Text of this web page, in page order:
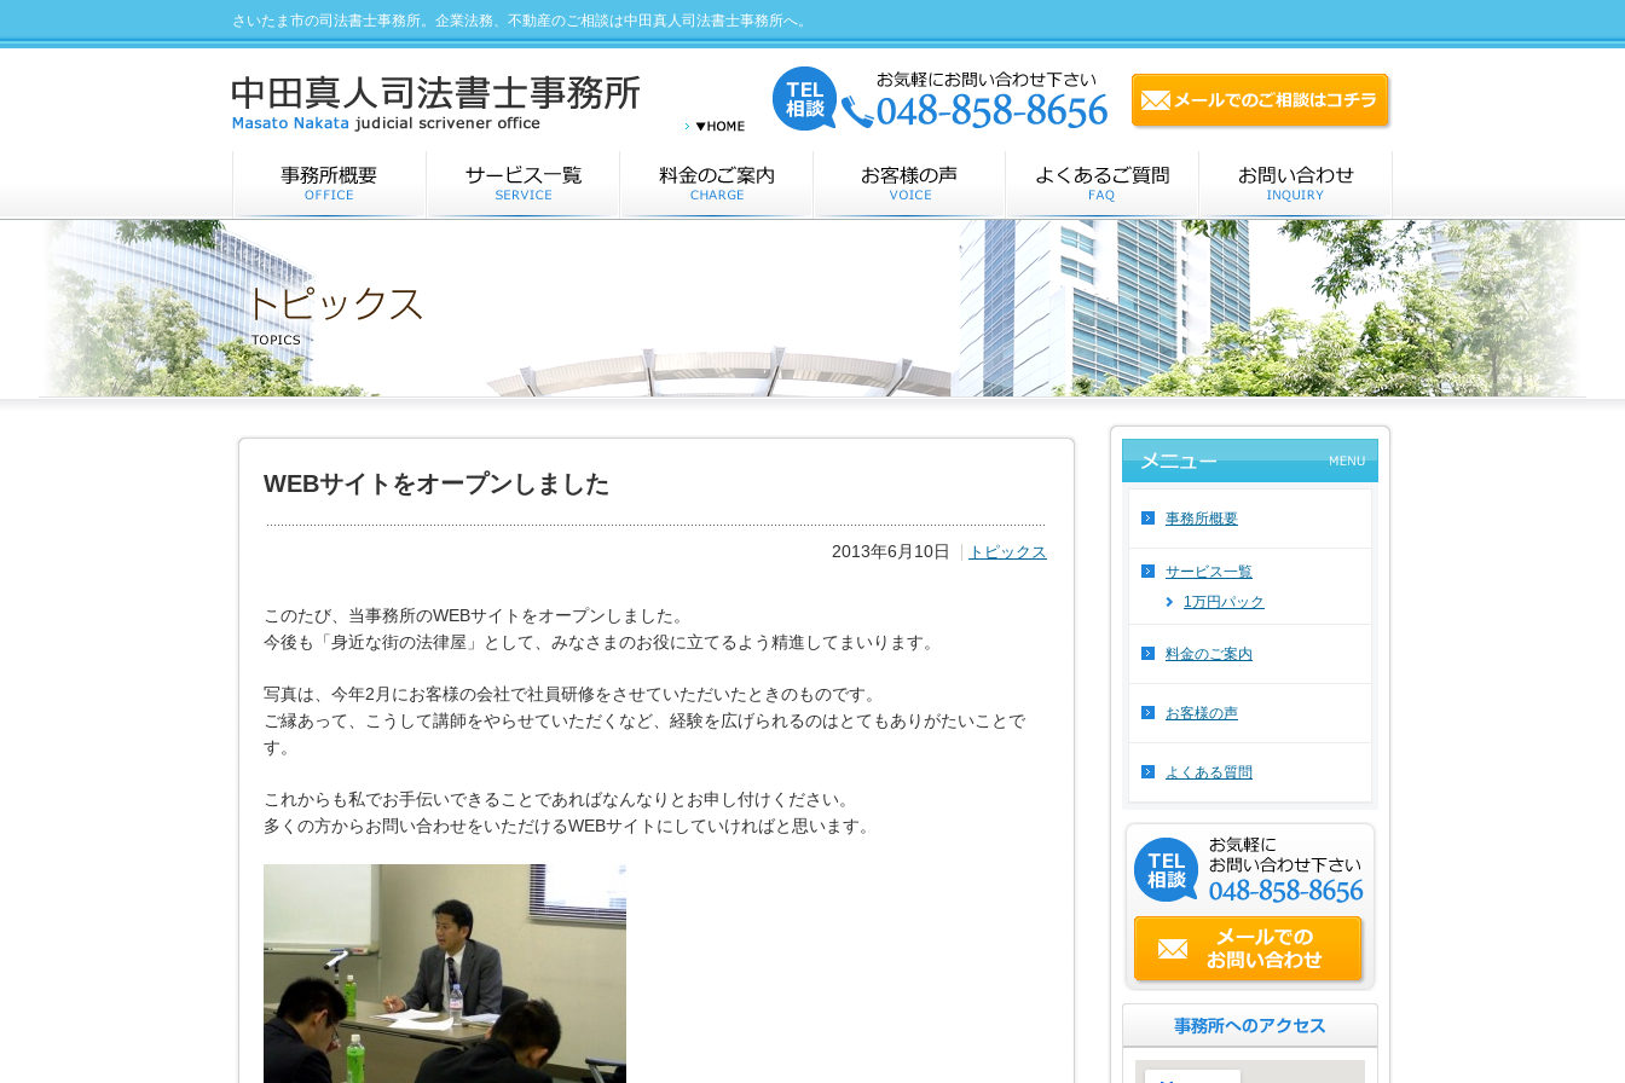
さいたま市の司法書士事務所。企業法務、不動産のご相談は中田真人司法書士事務所へ。
事務所概要
サービス一覧
1万円パック
料金のご案内
お客様の声
よくある質問
WEBサイトをオープンしました
2013年6月10日 トピックス
このたび、当事務所のWEBサイトをオープンしました。
今後も「身近な街の法律屋」として、みなさまのお役に立てるよう精進してまいります。
写真は、今年2月にお客様の会社で社員研修をさせていただいたときのものです。
ご縁あって、こうして講師をやらせていただくなど、経験を広げられるのはとてもありがたいことで
す。
これからも私でお手伝いできることであればなんなりとお申し付けください。
多くの方からお問い合わせをいただけるWEBサイトにしていければと思います。